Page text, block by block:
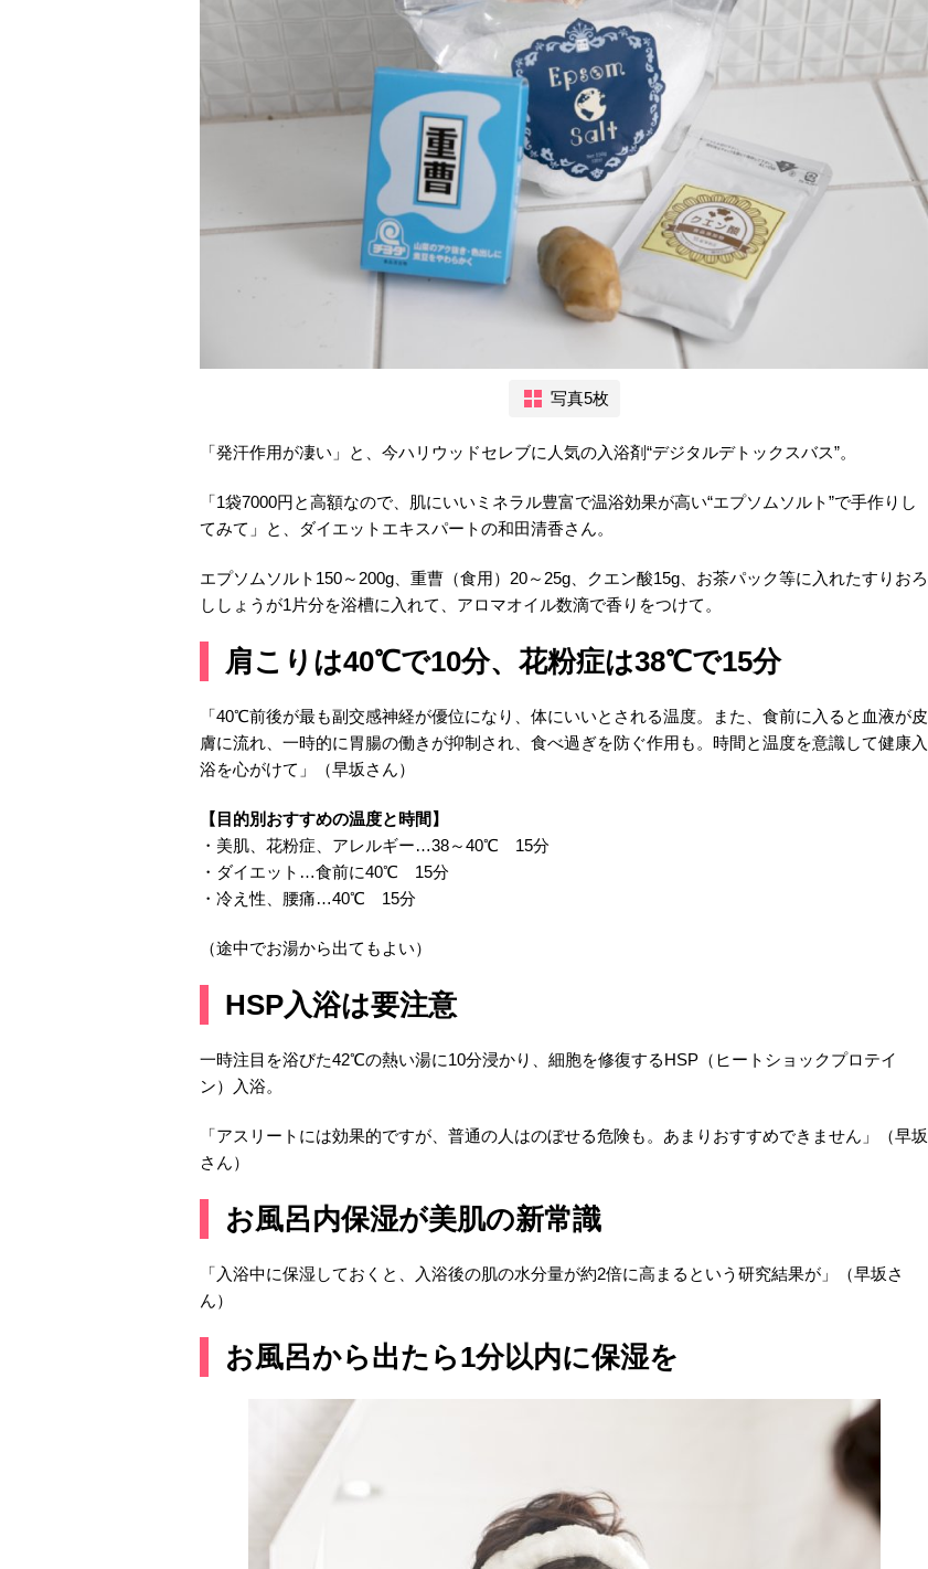
写真5枚
「発汗作用が凄い」と、今ハリウッドセレブに人気の入浴剤“デジタルデトックスバス”。
「1袋7000円と高額なので、肌にいいミネラル豊富で温浴効果が高い“エプソムソルト”で手作りし
てみて」と、ダイエットエキスパートの和田清香さん。
エプソムソルト150～200g、重曹（食用）20～25g、クエン酸15g、お茶パック等に入れたすりおろ
ししょうが1片分を浴槽に入れて、アロマオイル数滴で香りをつけて。
肩こりは40℃で10分、花粉症は38℃で15分
「40℃前後が最も副交感神経が優位になり、体にいいとされる温度。また、食前に入ると血液が皮
膚に流れ、一時的に胃腸の働きが抑制され、食べ過ぎを防ぐ作用も。時間と温度を意識して健康入
浴を心がけて」（早坂さん）
【目的別おすすめの温度と時間】
・美肌、花粉症、アレルギー…38～40℃ 15分
・ダイエット…食前に40℃ 15分
・冷え性、腰痛…40℃ 15分
（途中でお湯から出てもよい）
HSP入浴は要注意
一時注目を浴びた42℃の熱い湯に10分浸かり、細胞を修復するHSP（ヒートショックプロテイ
ン）入浴。
「アスリートには効果的ですが、普通の人はのぼせる危険も。あまりおすすめできません」（早坂
さん）
お風呂内保湿が美肌の新常識
「入浴中に保湿しておくと、入浴後の肌の水分量が約2倍に高まるという研究結果が」（早坂さ
ん）
お風呂から出たら1分以内に保湿を